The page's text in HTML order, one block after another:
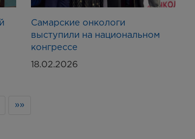
Самарские онкологи
выступили на национальном
конгрессе
18.02.2026
»»